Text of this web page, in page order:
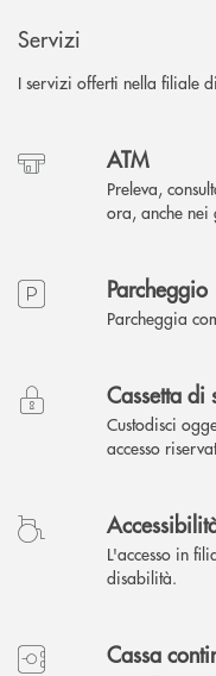
Servizi
I servizi offerti nella filiale
ATM
Preleva,
ora, anche nei
Parcheggio
Parcheggia
Cassetta di
Custodisci
accesso
L'accesso in
disabilità.
Cassa